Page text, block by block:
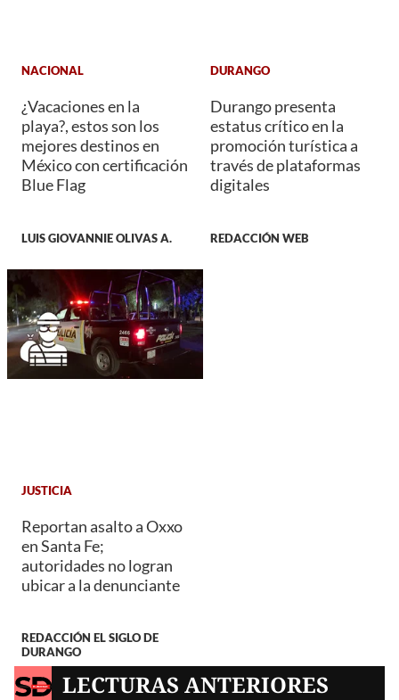
NACIONAL
¿Vacaciones en la
playa?, estos son los
mejores destinos en
México con certificación
Blue Flag
LUIS GIOVANNIE OLIVAS A.
DURANGO
Durango presenta
estatus crítico en la
promoción turística a
través de plataformas
digitales
REDACCIÓN WEB
JUSTICIA
Reportan asalto a Oxxo
en Santa Fe;
autoridades no logran
ubicar a la denunciante
REDACCIÓN EL SIGLO DE
DURANGO
LECTURAS ANTERIORES